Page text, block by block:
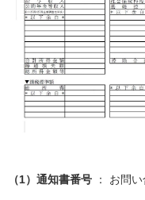
（1）通知書番号 ： お問